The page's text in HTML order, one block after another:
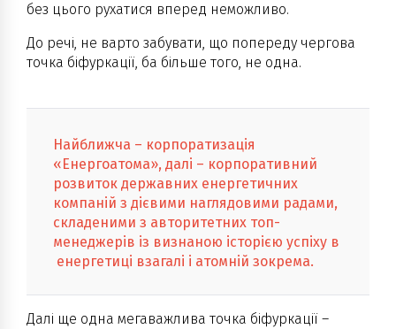
без цього рухатися вперед неможливо.
До речі, не варто забувати, що попереду чергова
точка біфуркації, ба більше того, не одна.
Найближча – корпоратизація
«Енергоатома», далі – корпоративний
розвиток державних енергетичних
компаній з дієвими наглядовими радами,
складеними з авторитетних топ-
менеджерів із визнаною історією успіху в
енергетиці взагалі і атомній зокрема.
Далі ще одна мегаважлива точка біфуркації –